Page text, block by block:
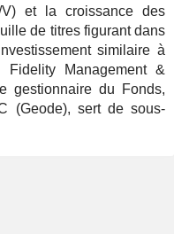
V) et la croissance des
de titres figurant dans
similaire à
Management &
gestionnaire du Fonds,
(Geode), sert de sous-